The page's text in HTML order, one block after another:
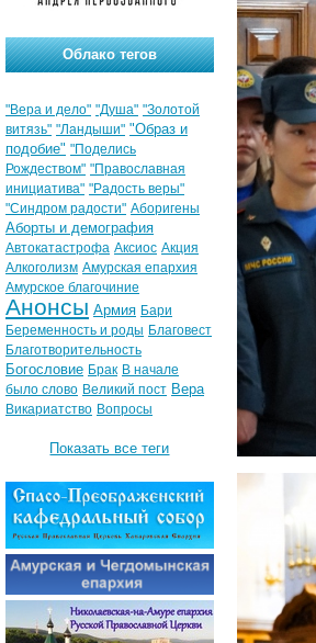
Облако тегов
"Вера и дело" "Душа" "Золотой
витязь" "Ландыши" "Образ и
подобие" "Поделись
Рождеством" "Православная
инициатива" "Радость веры"
"Синдром радости" Аборигены
Аборты и демография
Автокатастрофа Аксиос Акция
Алкоголизм Амурская епархия
Амурское благочиние
Анонсы Армия Бари
Беременность и роды Благовест
Благотворительность
Богословие Брак В начале
было слово Великий пост Вера
Викариатство Вопросы
Показать все теги